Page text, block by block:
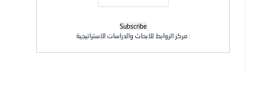
:مركز الروابط للابحاث والدراسات الاستراتيجية